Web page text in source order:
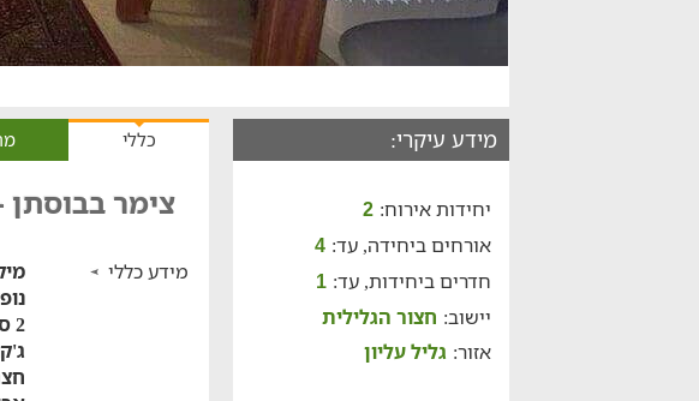
מידע עיקרי:
יחידות אירוח: 2
אורחים ביחידה, עד: 4
חדרים ביחידות, עד: 1
יישוב: חצור הגלילית
אזור: גליל עליון
כללי
צימר בבוסתן
מידע כללי
2 סוויטות מאובזרות